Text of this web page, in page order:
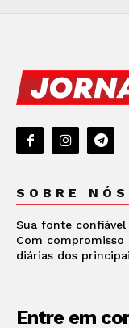
SOBRE NÓS
Sua fonte
Com compromisso
diárias dos
Entre em